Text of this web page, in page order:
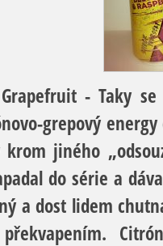
- Taky
grepový
jiného
do série a
a dost lidem